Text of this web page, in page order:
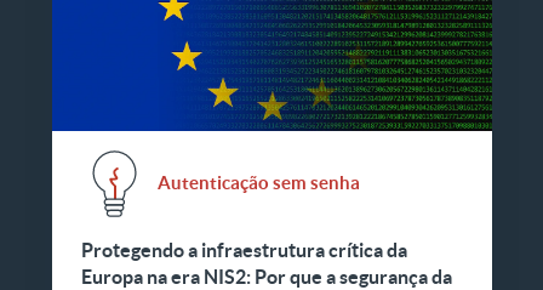
Autenticação sem senha
Protegendo a infraestrutura crítica da
Europa na era NIS2: Por que a segurança da